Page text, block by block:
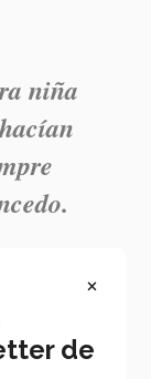
niña
el equipo de
de
×
de